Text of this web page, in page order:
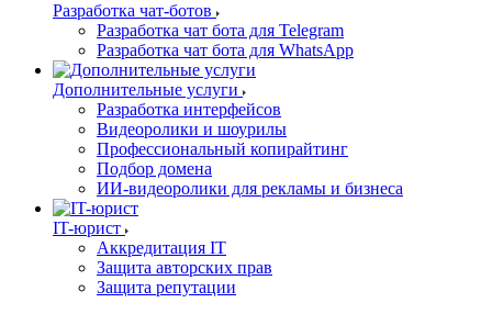
Разработка чат-ботов
Разработка чат бота для Telegram
Разработка чат бота для WhatsApp
Дополнительные услуги
Разработка интерфейсов
Видеоролики и шоурилы
Профессиональный копирайтинг
Подбор домена
ИИ-видеоролики для рекламы и бизнеса
IT-юрист
Аккредитация IT
Защита авторских прав
Защита репутации